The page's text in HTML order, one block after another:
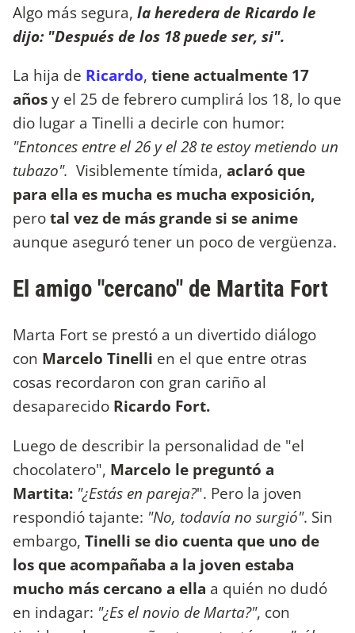
Algo más segura, la heredera de Ricardo le
dijo: "Después de los 18 puede ser, si".
La hija de Ricardo, tiene actualmente 17
añosy el 25 de febrero cumplirá los 18, lo que
dio lugar a Tinelli a decirle con humor:
"Entonces entre el 26 y el 28 te estoy metiendo un
tubazo". Visiblemente tímida, aclaró que
para ella es mucha es mucha exposición,
perotal vez de más grande si se anime
aunque aseguró tener un poco de vergüenza.
El amigo "cercano" de Martita Fort
Marta Fort se prestó a un divertido diálogo
con Marcelo Tinelli en el que entre otras
cosas recordaron con gran cariño al
desaparecido Ricardo Fort.
Luego de describir la personalidad de "el
chocolatero", Marcelo le preguntó a
Martita: "¿Estás en pareja?". Pero la joven
respondió tajante: "No, todavía no surgió". Sin
embargo, Tinelli se dio cuenta que uno de
los que acompañaba a la joven estaba
mucho más cercano a ella a quién no dudó
en indagar: "¿Es el novio de Marta?", con